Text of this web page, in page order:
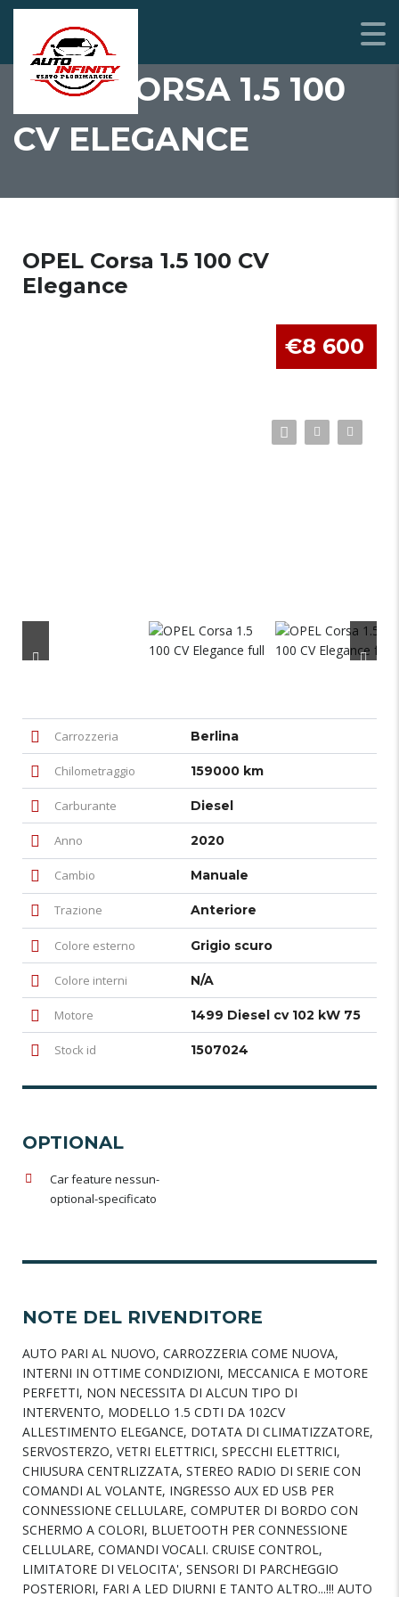
OPEL CORSA 1.5 100
CV ELEGANCE
OPEL Corsa 1.5 100 CV
Elegance
€8 600
Carrozzeria Berlina
Chilometraggio 159000 km
Carburante Diesel
Anno 2020
Cambio Manuale
Trazione Anteriore
Colore esterno Grigio scuro
Colore interni N/A
Motore 1499 Diesel cv 102 kW 75
Stock id 1507024
OPTIONAL
Car feature nessun-
optional-specificato
NOTE DEL RIVENDITORE
AUTO PARI AL NUOVO, CARROZZERIA COME NUOVA,
INTERNI IN OTTIME CONDIZIONI, MECCANICA E MOTORE
PERFETTI, NON NECESSITA DI ALCUN TIPO DI
INTERVENTO, MODELLO 1.5 CDTI DA 102CV
ALLESTIMENTO ELEGANCE, DOTATA DI CLIMATIZZATORE,
SERVOSTERZO, VETRI ELETTRICI, SPECCHI ELETTRICI,
CHIUSURA CENTRLIZZATA, STEREO RADIO DI SERIE CON
COMANDI AL VOLANTE, INGRESSO AUX ED USB PER
CONNESSIONE CELLULARE, COMPUTER DI BORDO CON
SCHERMO A COLORI, BLUETOOTH PER CONNESSIONE
CELLULARE, COMANDI VOCALI. CRUISE CONTROL,
LIMITATORE DI VELOCITA', SENSORI DI PARCHEGGIO
POSTERIORI, FARI A LED DIURNI E TANTO ALTRO...!!! AUTO